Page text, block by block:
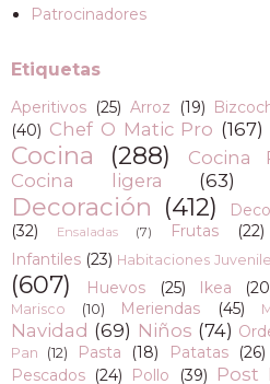
Patrocinadores
Etiquetas
Aperitivos (25) Arroz (19)
(40) Chef O Matic Pro (167)
Cocina (288) Cocina
Cocina ligera
(63)
Decoración (412)
(32)
Ensaladas (7) Frutas (22)
Infantiles (23) Habitaciones
(607)
Huevos (25) Ikea
Marisco (10) Meriendas (45)
Navidad (69) Niños (74)
Pan (12) Pasta (18) Patatas (26)
Pescados (24) Pollo (39) Post